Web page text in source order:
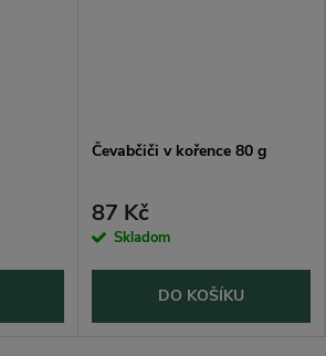
Čevabčiči v kořence 80 g
87 Kč
Skladom
DO KOŠÍKU